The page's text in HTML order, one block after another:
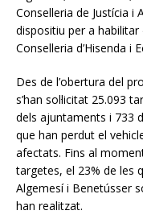
Conselleria de Justícia i
dispositiu per a
Conselleria d’Hisenda i
Des de l’obertura del
s’han sol·licitat 25.093
dels ajuntaments i 733
que han perdut el
afectats. Fins al
targetes, el 23% de les
Algemesí i Benetússer
han realitzat.